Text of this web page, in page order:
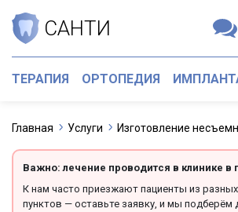
САНТИ
ТЕРАПИЯ ОРТОПЕДИЯ
Главная Услуги Изготовление
Важно: лечение проводится в клинике в
К нам часто приезжают пациенты из
пунктов — оставьте заявку, и мы подберём